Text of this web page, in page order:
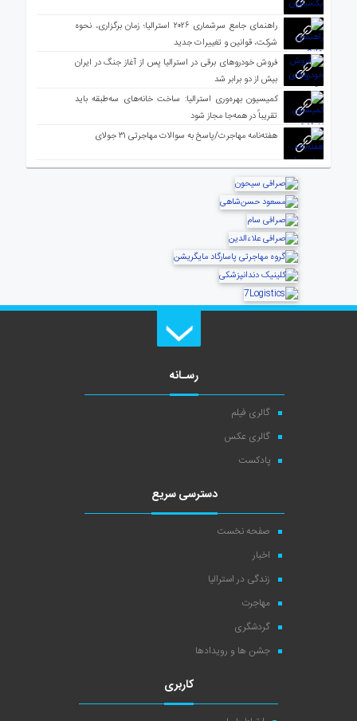
راهنمای جامع سرشماری ۲۰۲۶ استرالیا؛ زمان برگزاری، نحوه
شرکت، قوانین و تغییرات جدید
فروش خودروهای برقی در استرالیا پس از آغاز جنگ در ایران
بیش از دو برابر شد
کمیسیون بهره‌وری استرالیا: ساخت خانه‌های سه‌طبقه باید
تقریباً در همه‌جا مجاز شود
هفته‌نامه مهاجرت/پاسخ به سوالات مهاجرتی ۳۱ جولای
رسـانه
گالری فیلم
گالری عکس
پادکست
دسترسی سریع
صفحه نخست
اخبار
زندگی در استرالیا
مهاجرت
گردشگری
جشن ها و رویدادها
کاربری